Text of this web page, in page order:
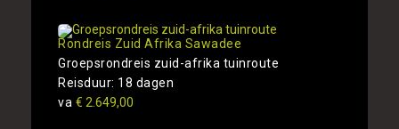
Rondreis Zuid Afrika Sawadee
Groepsrondreis zuid-afrika tuinroute
Reisduur: 18 dagen
va € 2.649,00